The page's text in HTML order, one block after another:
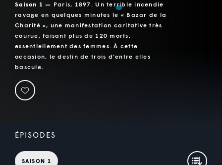
Saison 1 — Paris, 1897. Un terrible incendie
ravage en quelques minutes le « Bazar de la
Charité », une manifestation caritative très
courue, faisant plus de 120 morts,
essentiellement des femmes. À cette
occasion, le destin de trois d'entre elles
bascule.
ÉPISODES
SAISON 1